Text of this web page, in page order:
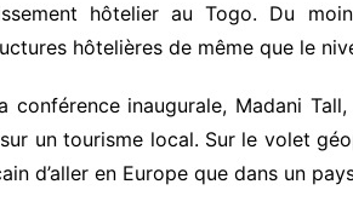
hôtelier au Togo. Du
hôtelières de même que le
conférence inaugurale, Madani
un tourisme local. Sur le volet
d’aller en Europe que dans un